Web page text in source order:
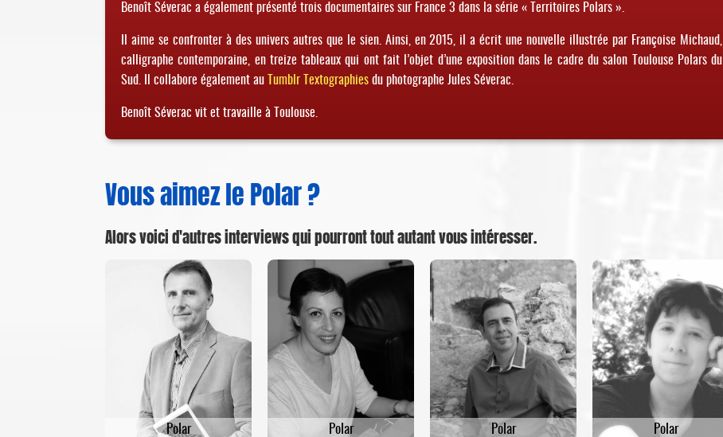
Benoît Séverac a également présenté trois documentaires sur France 3 dans la série « Territoires Polars ».
Il aime se confronter à des univers autres que le sien. Ainsi, en 2015, il a écrit une nouvelle illustrée par Françoise Michaud,
calligraphe contemporaine, en treize tableaux qui ont fait l’objet d’une exposition dans le cadre du salon Toulouse Polars du
Sud. Il collabore également au
Tumblr Textographies du photographe Jules Séverac.
Benoît Séverac vit et travaille à Toulouse.
Vous aimez le Polar ?
Alors voici d'autres interviews qui pourront tout autant vous intéresser.
Polar Polar Polar Polar